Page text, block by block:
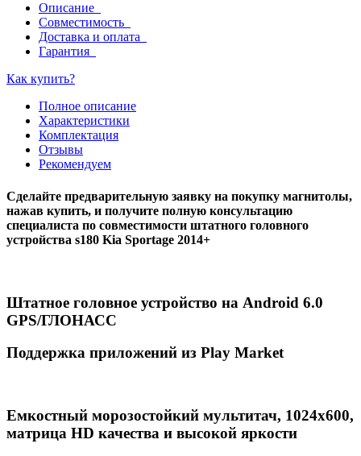
Описание
Совместимость
Доставка и оплата
Гарантия
Как купить?
Полное описание
Характеристики
Комплектация
Отзывы
Рекомендуем
Сделайте предварительную заявку на покупку магнитолы,
нажав купить, и получите полную консультацию
специалиста по совместимости штатного головного
устройства s180 Kia Sportage 2014+
Штатное головное устройство на Android 6.0
GPS/ГЛОНАСС
Поддержка приложений из Play Market
Емкостный морозостойкий мультитач, 1024х600,
матрица HD качества и высокой яркости